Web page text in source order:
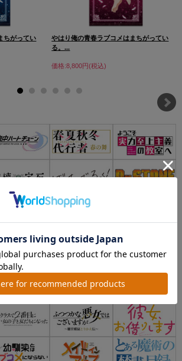
ちがってい
やはり俺の青春ラブコメはまちがってい
る。...
価格:8,800円(税込)